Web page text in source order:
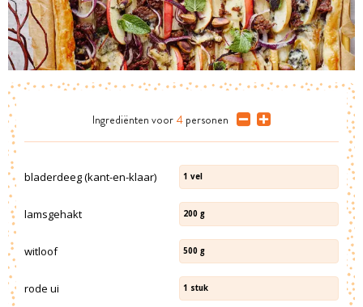
Ingrediënten voor 4 personen
bladerdeeg (kant-en-klaar) 1 vel
lamsgehakt 200 g
witloof 500 g
rode ui 1 stuk